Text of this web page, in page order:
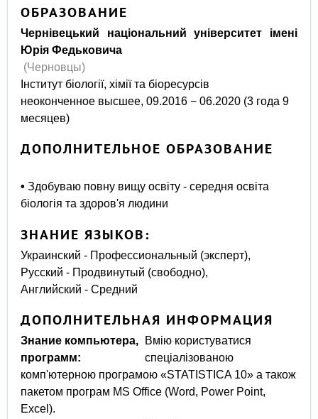
ОБРАЗОВАНИЕ
Чернівецький національний університет імені
Юрія Федьковича
(Черновцы)
Інститут біології, хімії та біоресурсів
неоконченное высшее, 09.2016 − 06.2020 (3 года 9
месяцев)
ДОПОЛНИТЕЛЬНОЕ ОБРАЗОВАНИЕ
• Здобуваю повну вищу освіту - середня освіта
біологія та здоров'я людини
ЗНАНИЕ ЯЗЫКОВ:
Украинский - Профессиональный (эксперт),
Русский - Продвинутый (свободно),
Английский - Средний
ДОПОЛНИТЕЛЬНАЯ ИНФОРМАЦИЯ
Знание компьютера,
программ:
Вмію користуватися
спеціалізованою
комп'ютерною програмою «STATISTICA 10» а також
пакетом програм MS Office (Word, Power Point,
Excel).